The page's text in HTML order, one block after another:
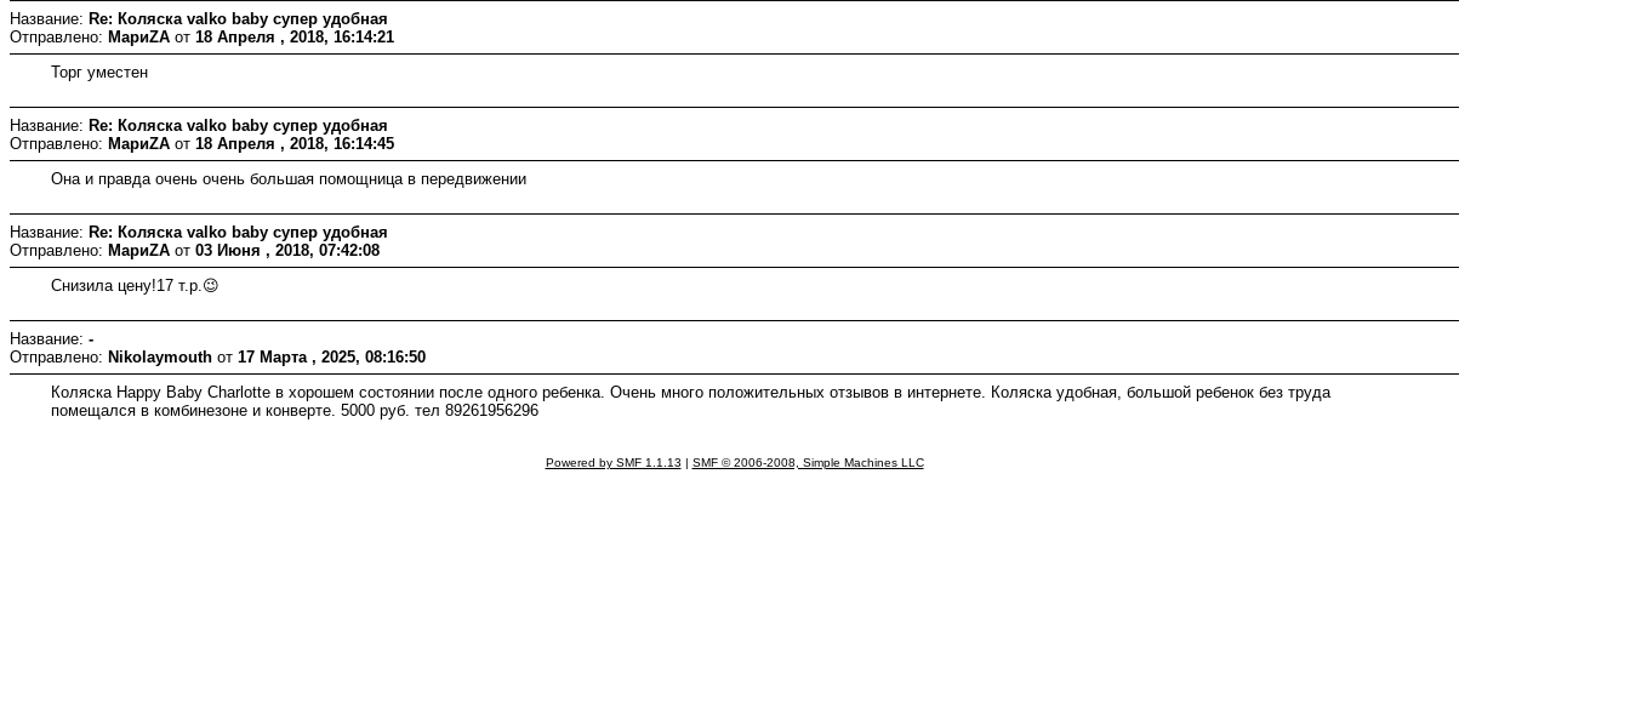
Название: Re: Коляска valko baby супер удобная
Отправлено: МариZA от 18 Апреля , 2018, 16:14:21
Торг уместен
Название: Re: Коляска valko baby супер удобная
Отправлено: МариZA от 18 Апреля , 2018, 16:14:45
Она и правда очень очень большая помощница в передвижении
Название: Re: Коляска valko baby супер удобная
Отправлено: МариZA от 03 Июня , 2018, 07:42:08
Снизила цену!17 т.р.😉
Название: -
Отправлено: Nikolaymouth от 17 Марта , 2025, 08:16:50
Коляска Happy Baby Charlotte в хорошем состоянии после одного ребенка. Очень много положительных отзывов в интернете. Коляска удобная, большой ребенок без труда
помещался в комбинезоне и конверте. 5000 руб. тел 89261956296
Powered by SMF 1.1.13 | SMF © 2006-2008, Simple Machines LLC